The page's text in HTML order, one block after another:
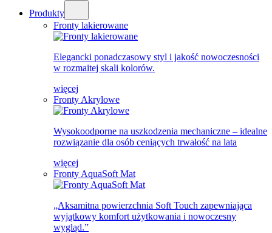
Produkty
Fronty lakierowane
Elegancki ponadczasowy styl i jakość nowoczesności
w rozmaitej skali kolorów.
więcej
Fronty Akrylowe
Wysokoodporne na uszkodzenia mechaniczne – idealne
rozwiązanie dla osób ceniących trwałość na lata
więcej
Fronty AquaSoft Mat
„Aksamitna powierzchnia Soft Touch zapewniająca
wyjątkowy komfort użytkowania i nowoczesny
wygląd.”